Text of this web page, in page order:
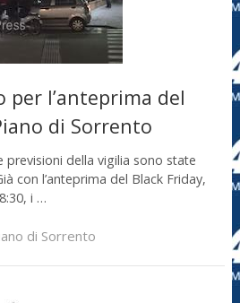
per l’anteprima del
di Sorrento
previsioni della vigilia sono state
con l’anteprima del Black Friday,
i …
di Sorrento